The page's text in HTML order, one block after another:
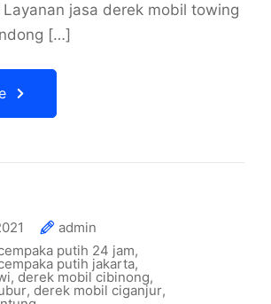
jasa derek mobil towing
[…]
admin
putih 24 jam,
putih jakarta,
, derek mobil cibinong,
, derek mobil ciganjur,